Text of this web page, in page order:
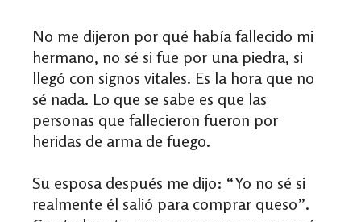
No me dijeron por qué había fallecido mi
hermano, no sé si fue por una piedra, si
llegó con signos vitales. Es la hora que no
sé nada. Lo que se sabe es que las
personas que fallecieron fueron por
heridas de arma de fuego.
Su esposa después me dijo: “Yo no sé si
realmente él salió para comprar queso”.